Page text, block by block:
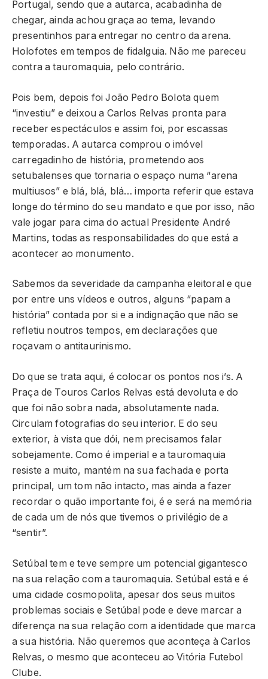
Portugal, sendo que a autarca, acabadinha de
chegar, ainda achou graça ao tema, levando
presentinhos para entregar no centro da arena.
Holofotes em tempos de fidalguia. Não me pareceu
contra a tauromaquia, pelo contrário.
Pois bem, depois foi João Pedro Bolota quem
“investiu” e deixou a Carlos Relvas pronta para
receber espectáculos e assim foi, por escassas
temporadas. A autarca comprou o imóvel
carregadinho de história, prometendo aos
setubalenses que tornaria o espaço numa “arena
multiusos” e blá, blá, blá… importa referir que estava
longe do término do seu mandato e que por isso, não
vale jogar para cima do actual Presidente André
Martins, todas as responsabilidades do que está a
acontecer ao monumento.
Sabemos da severidade da campanha eleitoral e que
por entre uns vídeos e outros, alguns “papam a
história” contada por si e a indignação que não se
refletiu noutros tempos, em declarações que
roçavam o antitaurinismo.
Do que se trata aqui, é colocar os pontos nos i’s. A
Praça de Touros Carlos Relvas está devoluta e do
que foi não sobra nada, absolutamente nada.
Circulam fotografias do seu interior. E do seu
exterior, à vista que dói, nem precisamos falar
sobejamente. Como é imperial e a tauromaquia
resiste a muito, mantém na sua fachada e porta
principal, um tom não intacto, mas ainda a fazer
recordar o quão importante foi, é e será na memória
de cada um de nós que tivemos o privilégio de a
“sentir”.
Setúbal tem e teve sempre um potencial gigantesco
na sua relação com a tauromaquia. Setúbal está e é
uma cidade cosmopolita, apesar dos seus muitos
problemas sociais e Setúbal pode e deve marcar a
diferença na sua relação com a identidade que marca
a sua história. Não queremos que aconteça à Carlos
Relvas, o mesmo que aconteceu ao Vitória Futebol
Clube.